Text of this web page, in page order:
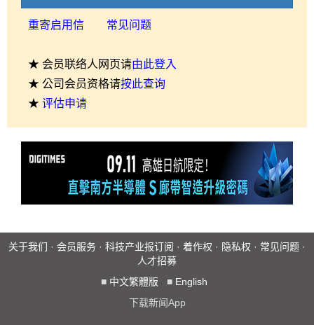
重寄启用信 常见问题
★ 会员联络人网页请由此登入
★ 公司会员资格请按此查询
★ 评估申请
关于我们 · 会员服务 · 科技产业报订阅 · 着作权 · 隐私权 · 常见问题 ·
人才招募
■ 中文繁體版 ■ English
下载新闻App